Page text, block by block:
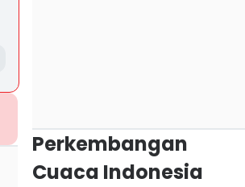
Perkembangan
Cuaca Indonesia